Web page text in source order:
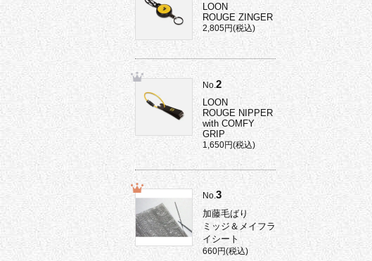
LOON
ROUGE ZINGER
2,805円(税込)
No. 2
LOON
ROUGE NIPPER
with COMFY
GRIP
1,650円(税込)
No.3
加藤毛ばり
ミッジ＆メイフラ
イシート
660円(税込)